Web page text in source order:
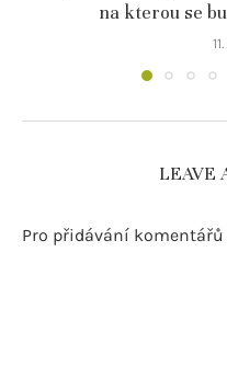
na kterou se
LEAVE
Pro přidávání